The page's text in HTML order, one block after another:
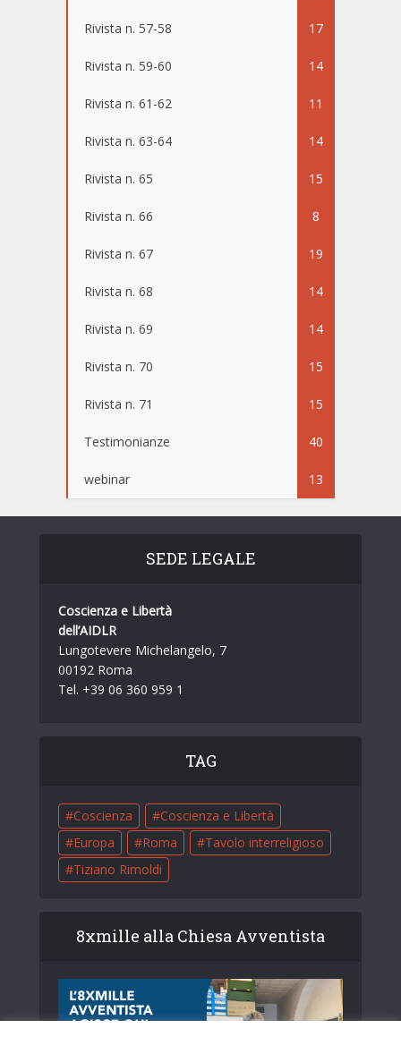
Rivista n. 57-58 17
Rivista n. 59-60 14
Rivista n. 61-62 11
Rivista n. 63-64 14
Rivista n. 65 15
Rivista n. 66 8
Rivista n. 67 19
Rivista n. 68 14
Rivista n. 69 14
Rivista n. 70 15
Rivista n. 71 15
Testimonianze 40
webinar 13
SEDE LEGALE
Coscienza e Libertà
dell’AIDLR
Lungotevere Michelangelo, 7
00192 Roma
Tel. +39 06 360 959 1
TAG
Coscienza
Coscienza e Libertà
Europa
Roma
Tavolo interreligioso
Tiziano Rimoldi
8xmille alla Chiesa Avventista